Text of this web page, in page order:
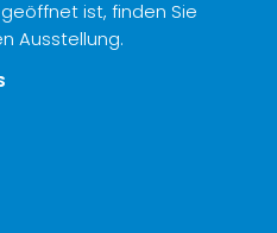
ist, finden Sie
Ausstellung.